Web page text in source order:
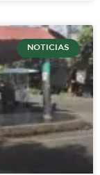
NOTICIAS